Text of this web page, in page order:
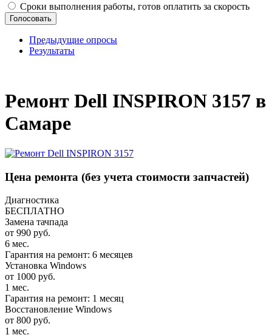
Сроки выполнения работы, готов оплатить за скорость
Предыдущие опросы
Результаты
Ремонт Dell INSPIRON 3157 в
Самаре
Цена ремонта (без учета стоимости запчастей)
Диагностика
БЕСПЛАТНО
Замена тачпада
от 990 руб.
6 мес.
Гарантия на ремонт: 6 месяцев
Установка Windows
от 1000 руб.
1 мес.
Гарантия на ремонт: 1 месяц
Восстановление Windows
от 800 руб.
1 мес.